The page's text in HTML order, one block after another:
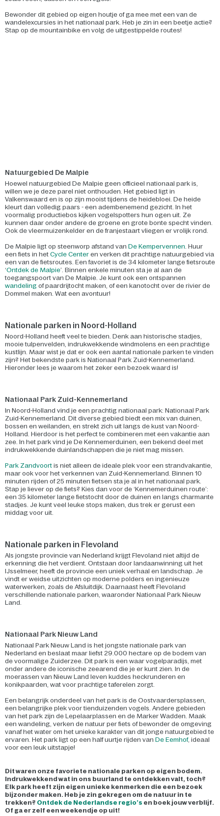
Bewonder dit gebied op eigen houtje of ga mee met een van de
wandelexcursies in het nationaal park. Heb je zin in een beetje actie?
Stap op de mountainbike en volg de uitgestippelde routes!
Natuurgebied De Malpie
Hoewel natuurgebied De Malpie geen officieel nationaal park is,
willen we je deze parel niet onthouden. Het gebied ligt in
Valkenswaard en is op zijn mooist tijdens de heidebloei. De heide
kleurt dan volledig paars - een adembenemend gezicht. In het
voormalig productiebos kijken vogelspotters hun ogen uit. Ze
kunnen daar onder andere de groene en grote bonte specht vinden.
Ook de vleermuizenkelder en de franjestaart vliegen er vrolijk rond.
De Malpie ligt op steenworp afstand van De Kempervennen. Huur
een fiets in het Cycle Center en verken dit prachtige natuurgebied via
een van de fietsroutes. Een favoriet is de 34 kilometer lange fietsroute
‘Ontdek de Malpie’. Binnen enkele minuten sta je al aan de
toegangspoort van De Malpie. Je kunt ook een ontspannen
wandeling of paardrijtocht maken, of een kanotocht over de rivier de
Dommel maken. Wat een avontuur!
Nationale parken in Noord-Holland
Noord-Holland heeft veel te bieden. Denk aan historische stadjes,
mooie tulpenvelden, indrukwekkende windmolens en een prachtige
kustlijn. Maar wist je dat er ook een aantal nationale parken te vinden
zijn? Het bekendste park is Nationaal Park Zuid-Kennemerland.
Hieronder lees je waarom het zeker een bezoek waard is!
Nationaal Park Zuid-Kennemerland
In Noord-Holland vind je een prachtig nationaal park: Nationaal Park
Zuid-Kennemerland. Dit diverse gebied biedt een mix van duinen,
bossen en weilanden, en strekt zich uit langs de kust van Noord-
Holland. Hierdoor is het perfect te combineren met een vakantie aan
zee. In het park vind je De Kennemerduinen, een bekend deel met
indrukwekkende duinlandschappen die je niet mag missen.
Park Zandvoort is niet alleen de ideale plek voor een strandvakantie,
maar ook voor het verkennen van Zuid-Kennemerland. Binnen 10
minuten rijden of 25 minuten fietsen sta je al in het nationaal park.
Stap je liever op de fiets? Kies dan voor de ‘Kennemerduinen route’:
een 35 kilometer lange fietstocht door de duinen en langs charmante
stadjes. Je kunt veel leuke stops maken, dus trek er gerust een
middag voor uit.
Nationale parken in Flevoland
Als jongste provincie van Nederland krijgt Flevoland niet altijd de
erkenning die het verdient. Ontstaan door landaanwinning uit het
IJsselmeer, heeft de provincie een uniek verhaal en landschap. Je
vindt er weidse uitzichten op moderne polders en ingenieuze
waterwerken, zoals de Afsluitdijk. Daarnaast heeft Flevoland
verschillende nationale parken, waaronder Nationaal Park Nieuw
Land.
Nationaal Park Nieuw Land
Nationaal Park Nieuw Land is het jongste nationale park van
Nederland en beslaat maar liefst 29.000 hectare op de bodem van
de voormalige Zuiderzee. Dit park is een waar vogelparadijs, met
onder andere de iconische zeearend die je er kunt zien. In de
moerassen van Nieuw Land leven kuddes heckrunderen en
konikpaarden, wat voor prachtige taferelen zorgt.
Een belangrijk onderdeel van het park is de Oostvaardersplassen,
een belangrijke plek voor tienduizenden vogels. Andere gebieden
van het park zijn de Lepelaarplassen en de Marker Wadden. Maak
een wandeling, verken de natuur per fiets of bewonder de omgeving
vanaf het water om het unieke karakter van dit jonge natuurgebied te
ervaren. Het park ligt op een half uurtje rijden van De Eemhof, ideaal
voor een leuk uitstapje!
Dit waren onze favoriete nationale parken op eigen bodem.
Indrukwekkend wat in ons buurland te ontdekken valt, toch?
Elk park heeft zijn eigen unieke kenmerken die een bezoek
bijzonder maken. Heb je zin gekregen om de natuur in te
trekken? Ontdek de Nederlandse regio’s en boek jouw verblijf.
Of ga er zelf een weekendje op uit!